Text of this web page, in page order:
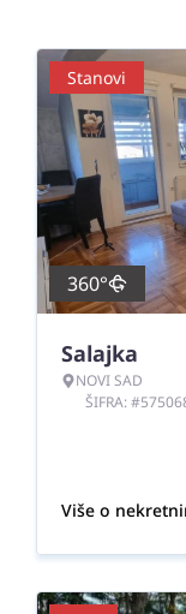
Stanovi
360°
Salajka
NOVI SAD
ŠIFRA:
Više o